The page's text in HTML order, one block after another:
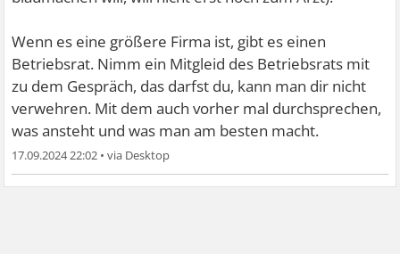
Wenn es eine größere Firma ist, gibt es einen
Betriebsrat. Nimm ein Mitgleid des Betriebsrats mit
zu dem Gespräch, das darfst du, kann man dir nicht
verwehren. Mit dem auch vorher mal durchsprechen,
was ansteht und was man am besten macht.
17.09.2024 22:02 •